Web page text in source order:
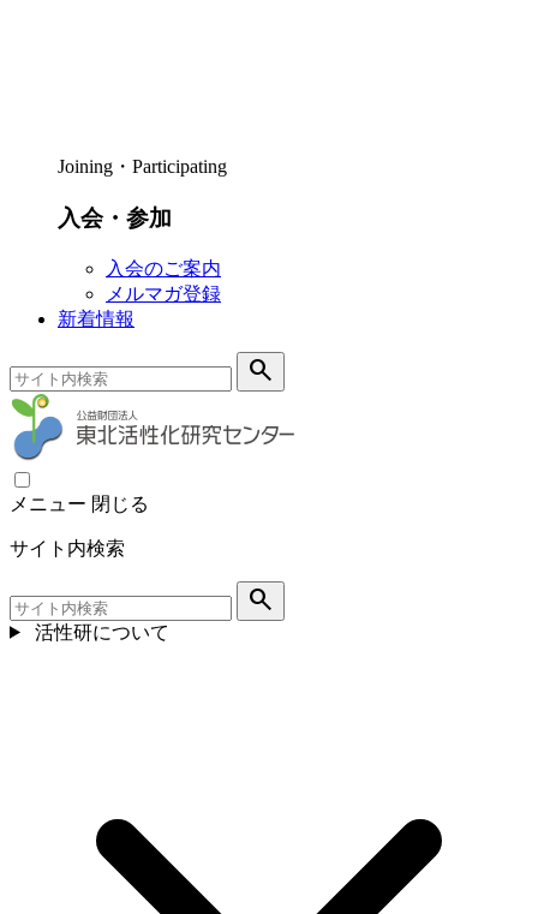
Joining・Participating
入会・参加
入会のご案内
メルマガ登録
新着情報
search
メニュー 閉じる
サイト内検索
search
活性研について